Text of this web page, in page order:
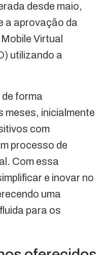
desde maio,
a aprovação da
Virtual
utilizando a
forma
meses, inicialmente
com
processo de
Com essa
e inovar no
uma
para os